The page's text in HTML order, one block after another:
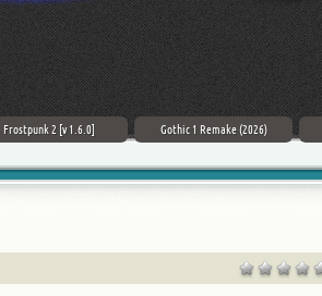
Frostpunk 2 [v 1.6.0] Gothic 1 Remake (2026)